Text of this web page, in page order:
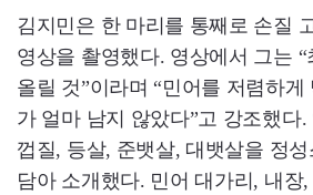
김지민은 한 마리를 통째로 손질
영상을 촬영했다. 영상에서 그는
올릴 것”이라며 “민어를 저렴하게
가 얼마 남지 않았다”고 강조했다.
껍질, 등살, 준뱃살, 대뱃살을 정성
담아 소개했다. 민어 대가리, 내장